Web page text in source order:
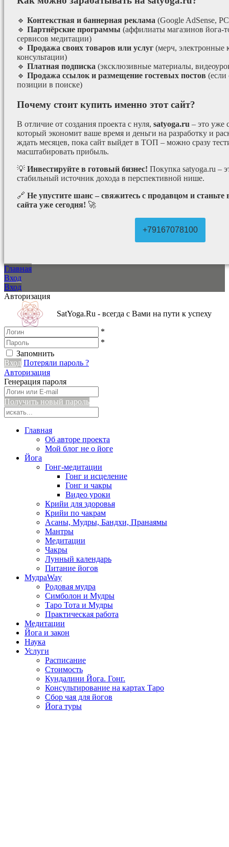
🔹 Контекстная и баннерная реклама (Google AdSense,
🔹 Партнёрские программы (аффилиаты магазинов йога-
сервисов медитации)
🔹 Продажа своих товаров или услуг (мерч, электронные
консультации)
🔹 Платная подписка (эксклюзивные материалы,
🔹 Продажа ссылок и размещение гостевых постов (если
позиции в поиске)
Почему стоит купить именно этот сайт?
В отличие от создания проекта с нуля, satyoga.ru – это уже
который экономит ваше время и деньги на разработку и
ждать месяцев, пока сайт выйдет в ТОП – можно сразу
масштабировать прибыль.
💡 Инвестируйте в готовый бизнес! Покупка satyoga.ru –
стабильный источник дохода в перспективной нише.
🔗 Не упустите шанс – свяжитесь с продавцом и
сайта уже сегодня! 🚀
+79167078100
Главная
Вход
Вход
Авторизация
SatYoga.Ru - всегда с Вами на пути к успеху
*
*
Запомнить
Вход Потеряли пароль ?
Авторизация
Генерация пароля
Получить новый пароль
Главная
Об авторе проекта
Мой блог не о йоге
Йога
Гонг-медитации
Гонг и исцеление
Гонг и чакры
Видео уроки
Крийи для здоровья
Крийи по чакрам
Асаны, Мудры, Бандхи, Пранаямы
Мантры
Медитации
Чакры
Лунный календарь
Питание йогов
МудраWay
Родовая мудра
Симболон и Мудры
Таро Тота и Мудры
Практическая работа
Медитации
Йога и закон
Наука
Услуги
Расписание
Стоимость
Кундалини Йога. Гонг.
Консультирование на картах Таро
Сбор чая для йогов
Йога туры